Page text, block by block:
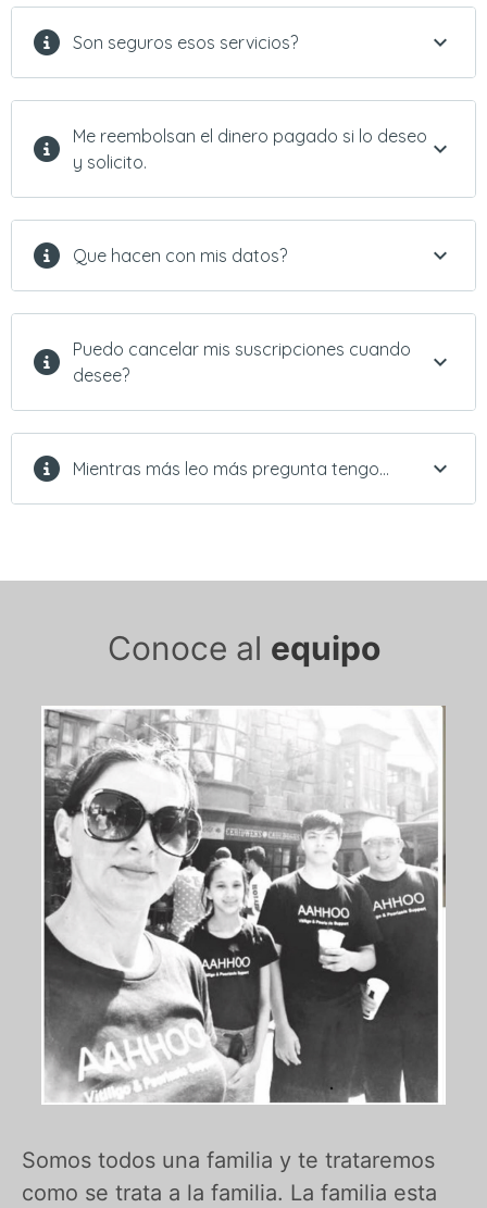
Son seguros esos servicios?
Me reembolsan el dinero pagado si lo deseo
y solicito.
Que hacen con mis datos?
Puedo cancelar mis suscripciones cuando
desee?
Mientras más leo más pregunta tengo…
Conoce al equipo
Somos todos una familia y te trataremos
como se trata a la familia. La familia esta